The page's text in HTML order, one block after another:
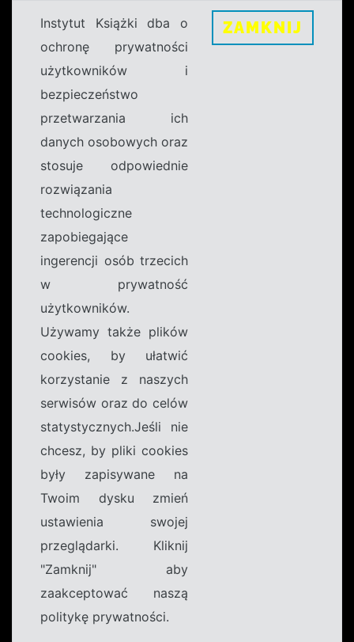
Instytut Książki dba o
ochronę prywatności
użytkowników i
bezpieczeństwo
przetwarzania ich
danych osobowych oraz
stosuje odpowiednie
rozwiązania
technologiczne
zapobiegające
ingerencji osób trzecich
w prywatność
użytkowników.
Używamy także plików
cookies, by ułatwić
korzystanie z naszych
serwisów oraz do celów
statystycznych.Jeśli nie
chcesz, by pliki cookies
były zapisywane na
Twoim dysku zmień
ustawienia swojej
przeglądarki. Kliknij
"Zamknij" aby
zaakceptować naszą
politykę prywatności.
ZAMKNIJ